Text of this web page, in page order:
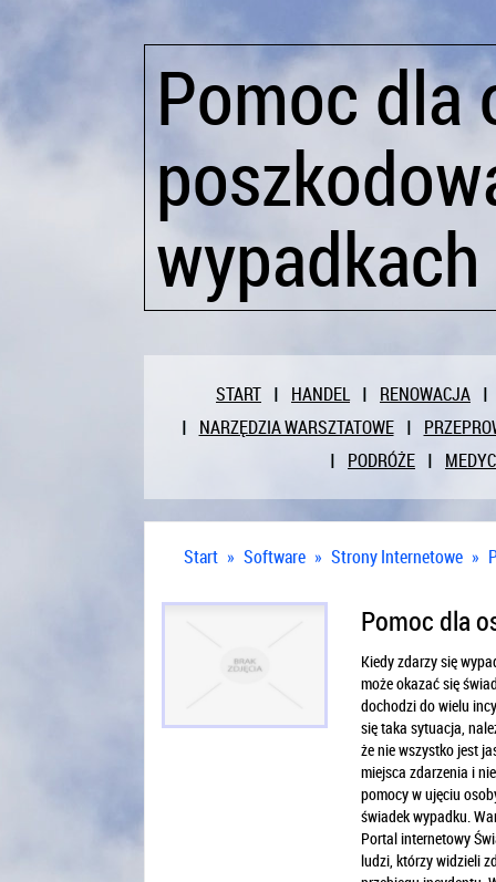
Pomoc dla
wypadkach
START HANDEL
RENOWACJA
NARZĘDZIA WARSZTATOWE
PODRÓŻE
Start » Software » Strony Internetowe »
Pomoc dla
Kiedy zdarzy się
może okazać się
dochodzi do wielu
się taka sytuacja,
że nie wszystko jest
miejsca zdarzenia i
pomocy w ujęciu
świadek wypadku.
Portal internetowy
ludzi, którzy widzieli